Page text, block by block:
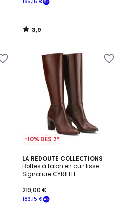
186,15 €
3,9
/
-10% DÈS 2*
LA REDOUTE COLLECTIONS
Bottes à talon en cuir lisse
Signature CYRIELLE
186,15 €
219,00 €
4
/
5